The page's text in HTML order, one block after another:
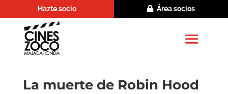
Hazte socio Área socios
La muerte de Robin Hood